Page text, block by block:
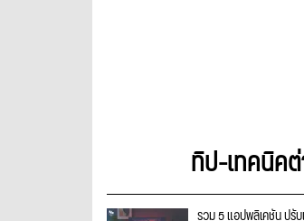
ทิป-เทคนิค
รวม 5 แอปพลิเคชัน ปรับ